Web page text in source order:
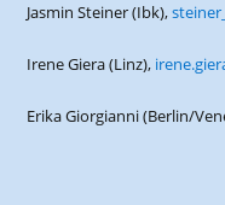
Jasmin Steiner (Ibk),
Irene Giera (Linz),
Erika Giorgianni (Berlin/